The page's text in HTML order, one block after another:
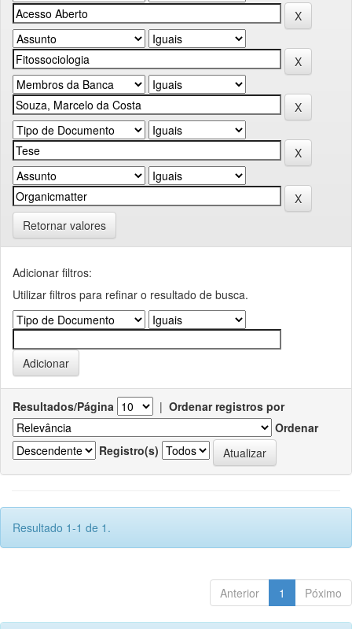
Retornar valores
Adicionar filtros:
Utilizar filtros para refinar o resultado de busca.
Resultados/Página | Ordenar registros por
Ordenar
Registro(s)
Resultado 1-1 de 1.
Anterior 1 Póximo